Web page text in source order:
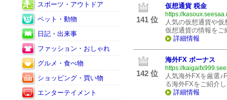
スポーツ・アウトドア
ペット・動物
日記・出来事
ファッション・おしゃれ
グルメ・食べ物
ショッピング・買い物
エンターテイメント
141 位
仮想通貨 税金
https://
人気の仮想通貨や
仮想通貨の情報をご
詳細情報
142 位
海外FX ボーナス
https://
人気海外FXを厳選
る海外FXをご紹介
詳細情報